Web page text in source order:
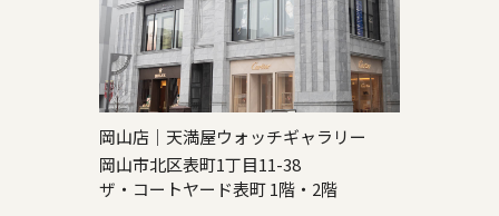
岡山店｜天満屋ウォッチギャラリー
岡山市北区表町1丁目11-38
ザ・コートヤード表町 1階・2階